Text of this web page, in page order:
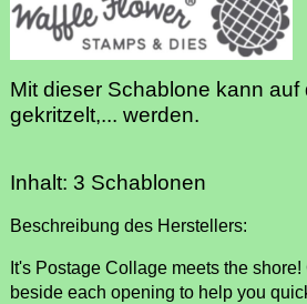
Mit dieser Schablone kann
gekritzelt,... werden.
Inhalt: 3 Schablonen
Beschreibung des Herstellers:
It's Postage Collage meets the
beside each opening to help you